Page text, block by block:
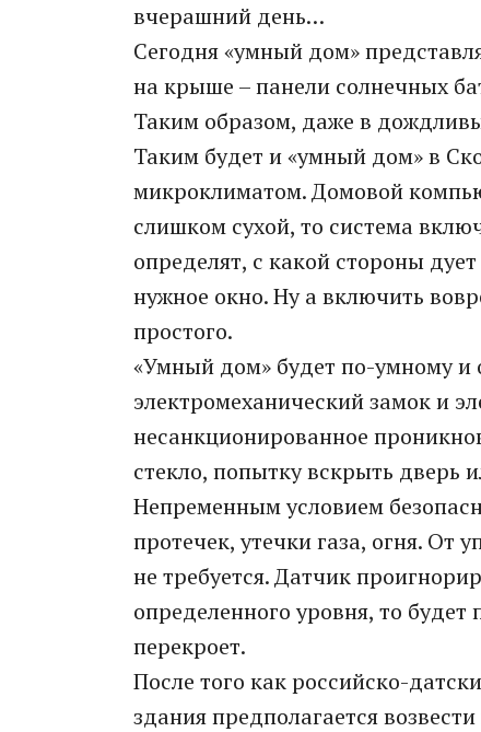
вчерашний день…
Сегодня «умный дом»
на крыше – панели солнечных
Таким образом, даже в
Таким будет и «умный дом» в
микроклиматом. Домовой
слишком сухой, то система
определят, с какой стороны
нужное окно. Ну а включить
простого.
«Умный дом» будет по-умному и
электромеханический замок и
несанкционированное
стекло, попытку вскрыть дверь
Непременным условием
протечек, утечки газа, огня. От
не требуется. Датчик
определенного уровня, то
перекроет.
После того как российско-
здания предполагается